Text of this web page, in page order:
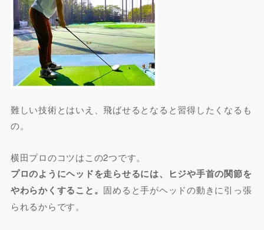
難しい技術とはいえ、飛ばせるとなると習得したくなるも
の。
横田プロのコツはこの2つです。
プロのようにヘッドを走らせるには、ヒジや手首の関節を
やわらかくすること。 固めると手がヘッドの動きに引っ張
られるからです。